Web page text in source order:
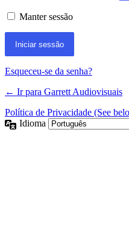
Manter sessão
Esqueceu-se da senha?
← Ir para Garrett Audiovisuais
Política de Privacidade (See
Idioma